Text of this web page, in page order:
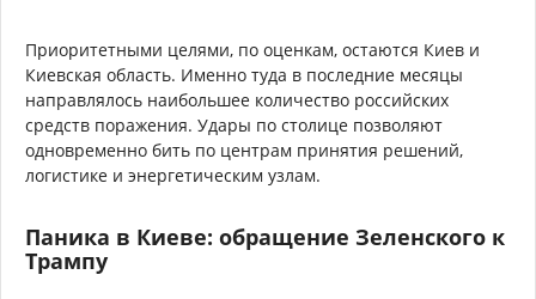
Приоритетными целями, по оценкам, остаются Киев и
Киевская область. Именно туда в последние месяцы
направлялось наибольшее количество российских
средств поражения. Удары по столице позволяют
одновременно бить по центрам принятия решений,
логистике и энергетическим узлам.
Паника в Киеве: обращение Зеленского к
Трампу